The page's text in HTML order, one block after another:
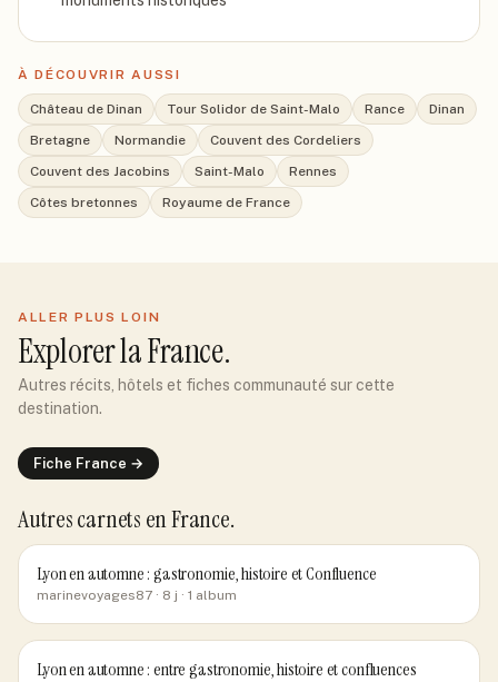
À DÉCOUVRIR AUSSI
Château de Dinan Tour Solidor de Saint-Malo Rance
Dinan
Bretagne
Normandie
Couvent des Cordeliers
Couvent des Jacobins
Saint-Malo
Rennes
Côtes bretonnes
Royaume de France
ALLER PLUS LOIN
Explorerla France.
Autres récits, hôtels et fiches communauté sur cette
destination.
Fiche France →
Autres carnets en France.
Lyon en automne : gastronomie, histoire et Confluence
marinevoyages87 · 8 j · 1 album
Lyon en automne : entre gastronomie, histoire et confluences